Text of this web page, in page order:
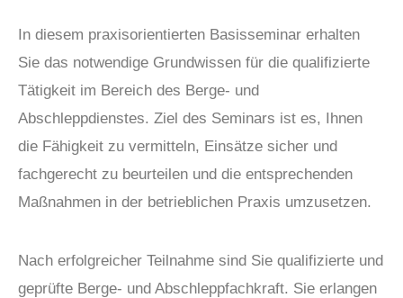
In diesem praxisorientierten Basisseminar erhalten
Sie das notwendige Grundwissen für die qualifizierte
Tätigkeit im Bereich des Berge- und
Abschleppdienstes. Ziel des Seminars ist es, Ihnen
die Fähigkeit zu vermitteln, Einsätze sicher und
fachgerecht zu beurteilen und die entsprechenden
Maßnahmen in der betrieblichen Praxis umzusetzen.
Nach erfolgreicher Teilnahme sind Sie qualifizierte und
geprüfte Berge- und Abschleppfachkraft. Sie erlangen